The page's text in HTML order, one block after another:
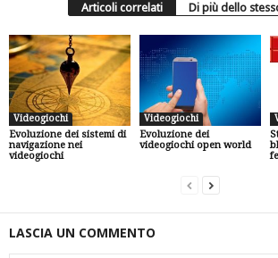
Articoli correlati Di più dello
Videogiochi
Evoluzione dei sistemi di
navigazione nei
videogiochi
Videogiochi
Evoluzione dei
videogiochi open world
LASCIA UN COMMENTO